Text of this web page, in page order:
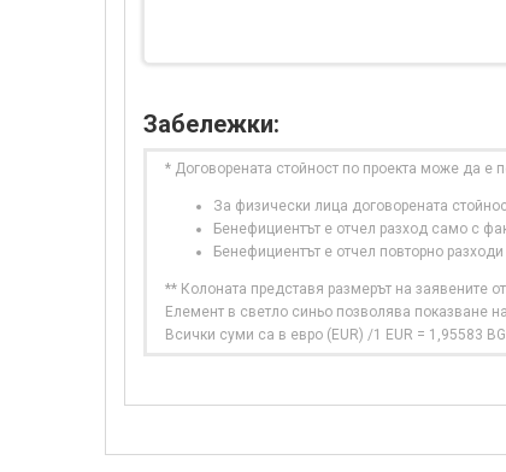
Забележки:
* Договорената стойност по проекта може да е
За физически лица договорената
Бенефициентът е отчел разход само с
Бенефициентът е отчел повторно
** Колоната представя размерът на заявените
Елемент в светло синьо позволява показване
Всички суми са в евро (EUR) /1 EUR = 1,95583